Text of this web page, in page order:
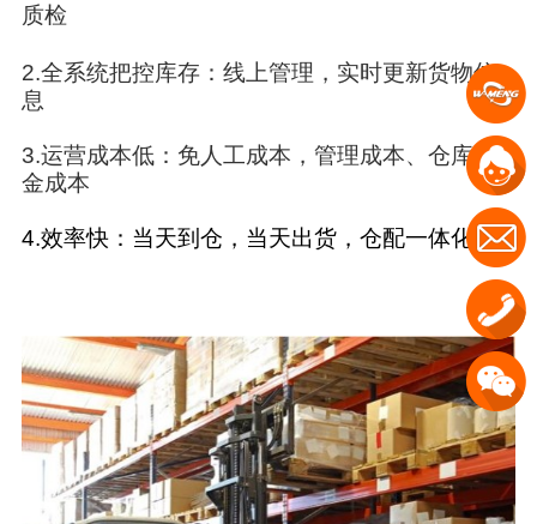
质检
2.全系统把控库存：线上管理，实时更新货物信
息
3.运营成本低：免人工成本，管理成本、仓库租
金成本
4.效率快：当天到仓，当天出货，仓配一体化